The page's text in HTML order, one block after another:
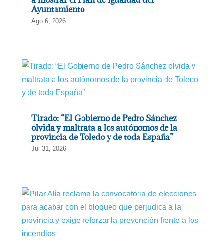
Ayuntamiento
Ago 6, 2026
Tirado: “El Gobierno de Pedro Sánchez
olvida y maltrata a los autónomos de la
provincia de Toledo y de toda España”
Jul 31, 2026